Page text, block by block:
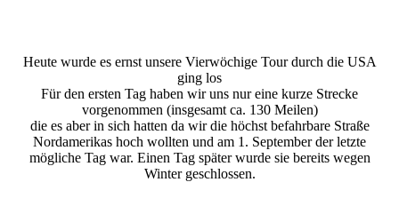
Heute wurde es ernst unsere Vierwöchige Tour durch die USA
ging los
Für den ersten Tag haben wir uns nur eine kurze Strecke
vorgenommen (insgesamt ca. 130 Meilen)
die es aber in sich hatten da wir die höchst befahrbare Straße
Nordamerikas hoch wollten und am 1. September der letzte
mögliche Tag war. Einen Tag später wurde sie bereits wegen
Winter geschlossen.